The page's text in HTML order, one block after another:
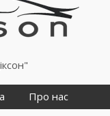
Про нас